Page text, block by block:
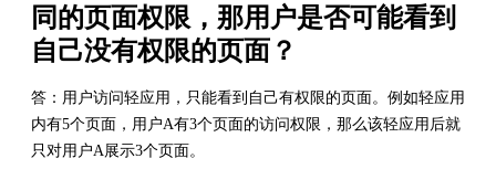
同的页面权限，那用户是否可能看到
自己没有权限的页面？
答：用户访问轻应用，只能看到自己有权限的页面。例如轻应用
内有5个页面，用户A有3个页面的访问权限，那么该轻应用后就
只对用户A展示3个页面。